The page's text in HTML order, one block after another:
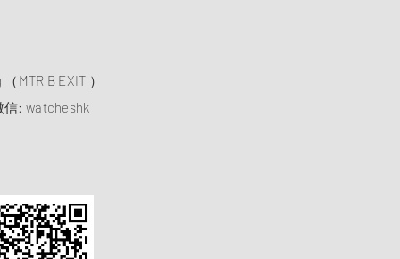
MTR B EXIT ）
信: watcheshk